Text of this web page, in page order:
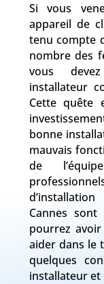
Si vous
appareil de
tenu compte
nombre des
vous
installateur
Cette quête
bonne
mauvais
de
Cannes
pourrez
aider dans le
quelques
installateur et